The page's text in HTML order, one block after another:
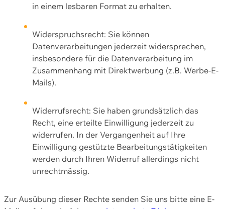
in einem lesbaren Format zu erhalten.
Widerspruchsrecht: Sie können
Datenverarbeitungen jederzeit widersprechen,
insbesondere für die Datenverarbeitung im
Zusammenhang mit Direktwerbung (z.B. Werbe-E-
Mails).
Widerrufsrecht: Sie haben grundsätzlich das
Recht, eine erteilte Einwilligung jederzeit zu
widerrufen. In der Vergangenheit auf Ihre
Einwilligung gestützte Bearbeitungstätigkeiten
werden durch Ihren Widerruf allerdings nicht
unrechtmässig.
Zur Ausübung dieser Rechte senden Sie uns bitte eine E-